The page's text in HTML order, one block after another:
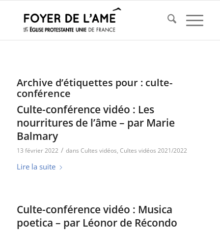
Archive d’étiquettes pour : culte-
conférence
Culte-conférence vidéo : Les
nourritures de l’âme – par Marie
Balmary
13 février 2022 / dans Cultes vidéos, Cultes vidéos 2021/2022
Lire la suite
Culte-conférence vidéo : Musica
poetica – par Léonor de Récondo